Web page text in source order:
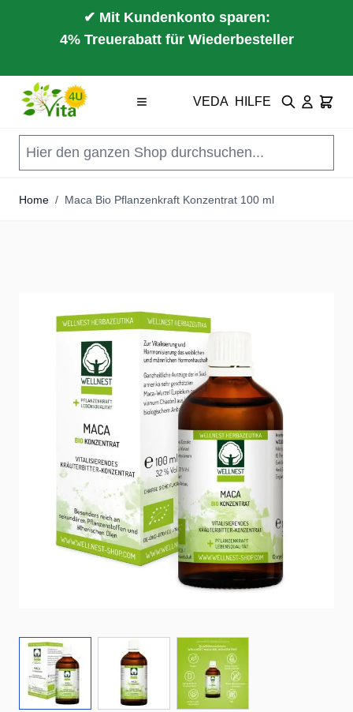
✔ Mit Kundenkonto sparen:
4% Treuerabatt für Wiederbesteller
Direkt zum Inhalt
VEDA HILFE Suche Cart
Home / Maca Bio Pflanzenkraft Konzentrat 100 ml
View larger imageView larger imageView larger image